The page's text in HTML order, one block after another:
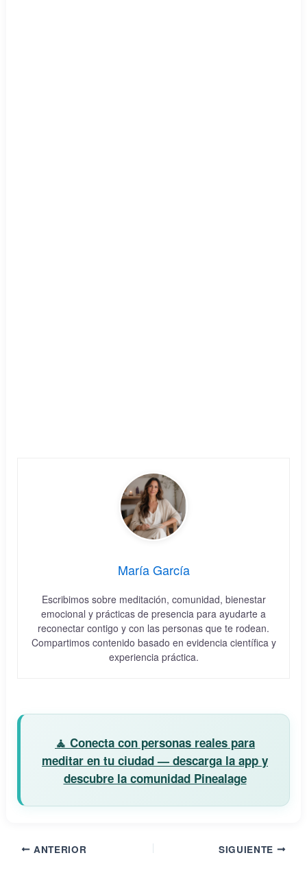
María García
Escribimos sobre meditación, comunidad, bienestar
emocional y prácticas de presencia para ayudarte a
reconectar contigo y con las personas que te rodean.
Compartimos contenido basado en evidencia científica y
experiencia práctica.
🧘 Conecta con personas reales para
meditar en tu ciudad — descarga la app y
descubre la comunidad Pinealage
ANTERIOR SIGUIENTE